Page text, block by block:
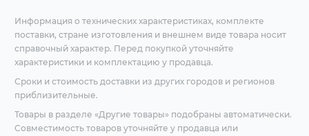
Информация о технических характеристиках, комплекте
поставки, стране изготовления и внешнем виде товара носит
справочный характер. Перед покупкой уточняйте
характеристики и комплектацию у продавца.
Сроки и стоимость доставки из других городов и регионов
приблизительные.
Товары в разделе «Другие товары» подобраны автоматически.
Совместимость товаров уточняйте у продавца или